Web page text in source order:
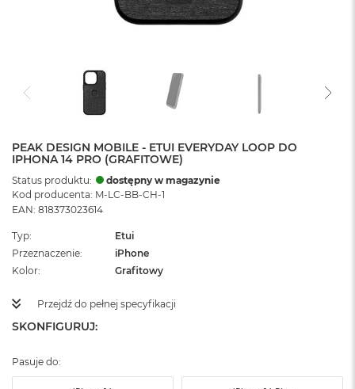
PEAK DESIGN MOBILE - ETUI EVERYDAY LOOP DO
IPHONA 14 PRO (GRAFITOWE)
Status produktu:
dostępny w magazynie
Kod producenta: M-LC-BB-CH-1
EAN: 818373023614
Typ
Etui
Przeznaczenie
iPhone
Kolor
Grafitowy
Przejdź do pełnej specyfikacji
SKONFIGURUJ:
Pasuje do: